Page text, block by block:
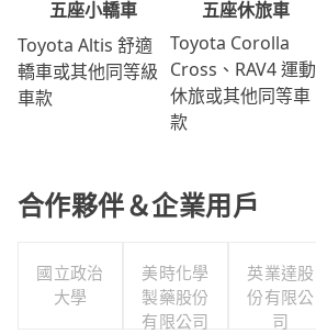
五座小轎車
Toyota Altis 舒適
轎車或其他同等級
車款
五座休旅車
Toyota Corolla
Cross、RAV4 運動
休旅或其他同等車
款
合作夥伴＆企業用戶
國立政治
大學
美時化學
製藥股份
有限公司
英業達股
份有限公
司